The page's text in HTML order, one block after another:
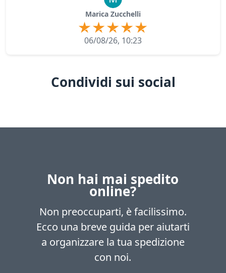
Marica Zucchelli
06/08/26, 10:23
Condividi sui social
Non hai mai spedito
online?
Non preoccuparti, è facilissimo.
Ecco una breve guida per aiutarti
a organizzare la tua spedizione
con noi.